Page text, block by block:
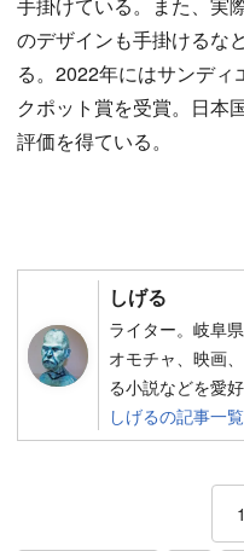
手掛けている。また、実
のデザインも手掛けるな
る。2022年にはサンデ
クポット賞を受賞。日本
評価を得ている。
しげる
ライター。岐阜
オモチャ、映画
る小説などを愛
しげるの記事一
1